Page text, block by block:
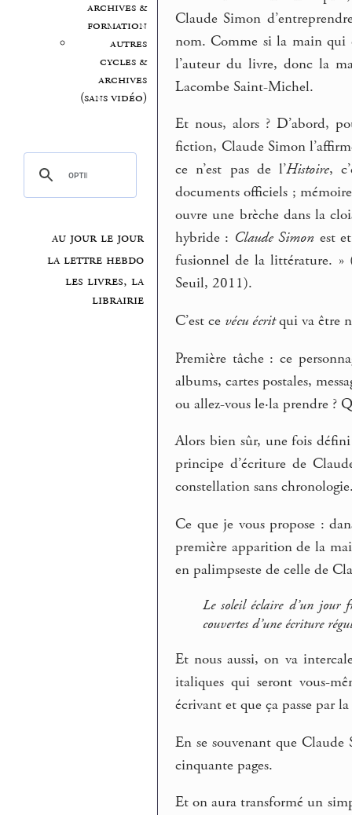
archives &
formation
autres
cycles &
archives
(sans vidéo)
au jour le jour
la lettre hebdo
les livres, la
librairie
Claude Simon
nom. Comme si la main qui
l’auteur du livre, donc la
Lacombe Saint-Michel.
Et nous, alors ? D’abord,
fiction, Claude Simon
ce n’est pas de l’Histoire,
documents officiels ;
ouvre une brèche dans la
hybride : Claude Simon est
fusionnel de la littérature.
Seuil, 2011).
C’est ce vécu écritqui va être
Première tâche : ce
albums, cartes postales,
ou allez-vous le·la prendre ?
Alors bien sûr, une fois défini
principe d’écriture de
constellation sans
Ce que je vous propose :
première apparition de la
en palimpseste de celle de
Le soleil éclaire d’un jour
couvertes d’une écriture
Et nous aussi, on va
italiques qui seront vous-
écrivant et que ça passe par
En se souvenant que Claude
cinquante pages.
Et on aura transformé un